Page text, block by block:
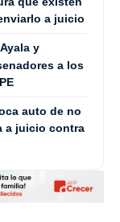
a juicio
y
a los
auto de no
a juicio contra